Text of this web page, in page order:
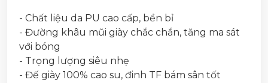
- Chất liệu da PU cao cấp, bền bỉ
- Đường khâu mũi giày chắc chắn, tăng ma sát
với bóng
- Trọng lượng siêu nhẹ
- Đế giày 100% cao su, đinh TF bám sân tốt